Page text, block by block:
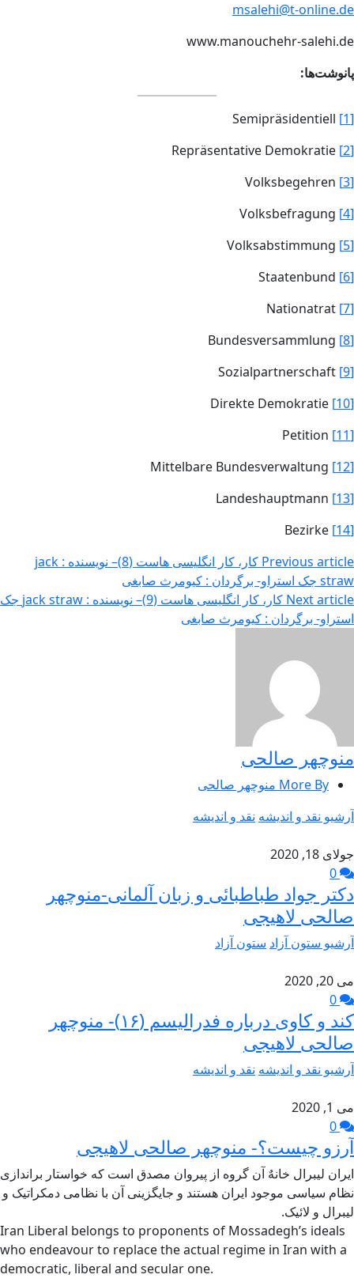
msalehi@t-online.de
www.manouchehr-salehi.de
پانوشت‌ها:
[1]
[2]
[3]
[4]
[5]
[6]
[7]
[8]
[9]
[10]
[11]
[12]
[13]
[14]
Previous article
کار، کار انگلیسی هاست (8)– نویسنده : jack
straw جک استراو- برگردان : کیومرث صابغی
Next article
کار، کار انگلیسی هاست (9)– نویسنده : jack straw جک
استراو- برگردان : کیومرث صابغی
منوچهر صالحی
More By منوچهر صالحی
آرشیو نقد و اندیشه نقد و اندیشه
جولای 18, 2020
دکتر جواد طباطبائی و زبان آلمانی-منوچهر
صالحی لاهیجی
آرشیو ستون آزاد ستون آزاد
می 20, 2020
کند و کاوی درباره فدرالیسم (۱۶)- منوچهر
صالحی لاهیجی
آرشیو نقد و اندیشه نقد و اندیشه
می 1, 2020
آرزو چیست؟- منوچهر صالحی لاهیجی
ایران لیبرال خانهٌ آن گروه از پیروان مصدق است که خواستار براندازی
نظام سیاسی موجود ایران هستند و جایگزینی آن با نظامی دمکراتیک و
لیبرال و لائیک.
Iran Liberal belongs to proponents of Mossadegh’s ideals
who endeavour to replace the actual regime in Iran with a
democratic, liberal and secular one.